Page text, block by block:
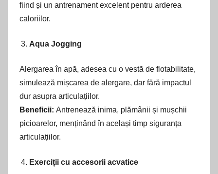
fiind și un antrenament excelent pentru arderea
caloriilor.
Aqua Jogging
Alergarea în apă, adesea cu o vestă de flotabilitate,
simulează mișcarea de alergare, dar fără impactul
dur asupra articulațiilor.
Beneficii: Antrenează inima, plămânii și mușchii
picioarelor, menținând în același timp siguranța
articulațiilor.
Exerciții cu accesorii acvatice